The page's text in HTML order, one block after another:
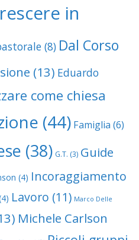
in
(8) Dal Corso
(13) Eduardo
come chiesa
(44) Famiglia (6)
(38) G.T. (3) Guide
(4) Incoraggiamento
Lavoro (11) Marco Delle
Michele Carlson